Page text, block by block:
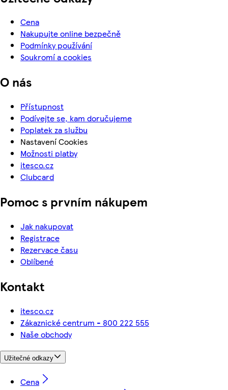
Cena
Nakupujte online bezpečně
Podmínky používání
Soukromí a cookies
O nás
Přístupnost
Podívejte se, kam doručujeme
Poplatek za službu
Nastavení Cookies
Možnosti platby
itesco.cz
Clubcard
Pomoc s prvním nákupem
Jak nakupovat
Registrace
Rezervace času
Oblíbené
Kontakt
itesco.cz
Zákaznické centrum - 800 222 555
Naše obchody
Užitečné odkazy
Cena